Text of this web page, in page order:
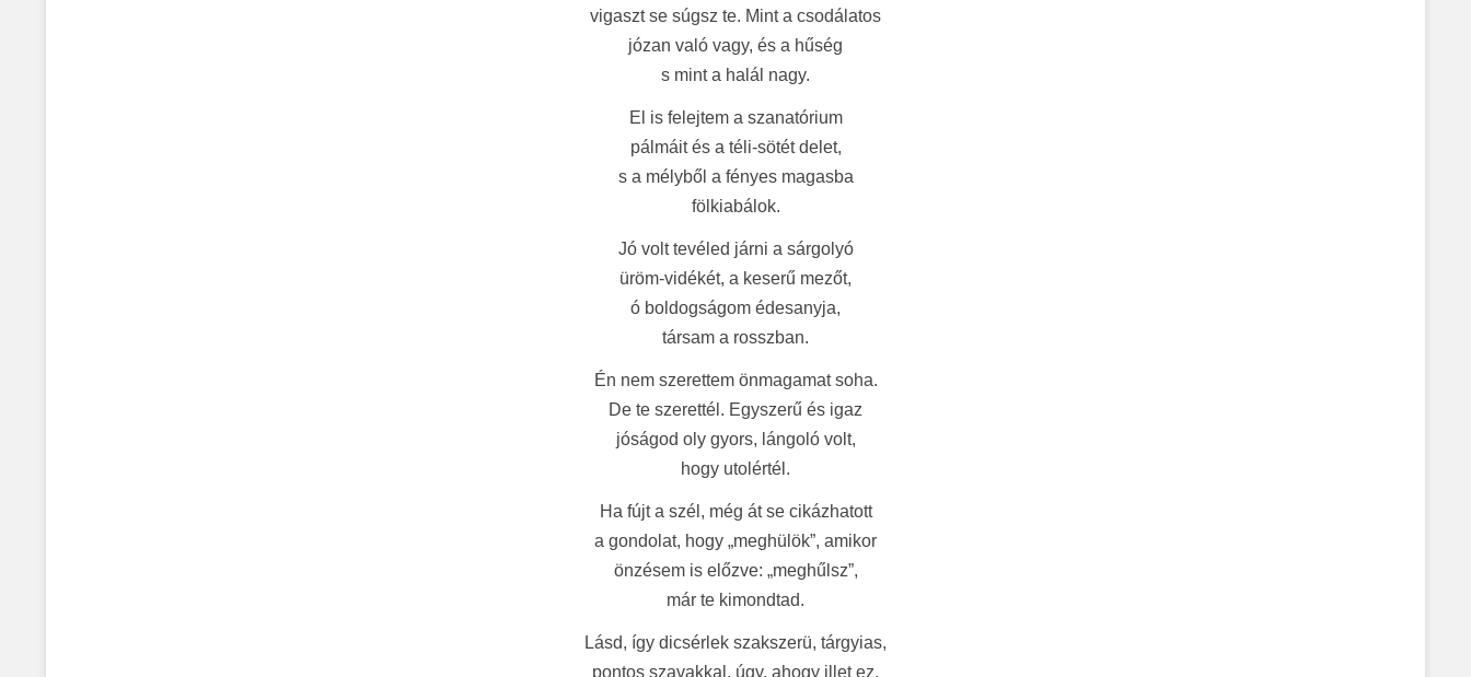
vigaszt se súgsz te. Mint a csodálatos
józan való vagy, és a hűség
s mint a halál nagy.
El is felejtem a szanatórium
pálmáit és a téli-sötét delet,
s a mélyből a fényes magasba
fölkiabálok.
Jó volt tevéled járni a sárgolyó
üröm-vidékét, a keserű mezőt,
ó boldogságom édesanyja,
társam a rosszban.
Én nem szerettem önmagamat soha.
De te szerettél. Egyszerű és igaz
jóságod oly gyors, lángoló volt,
hogy utolértél.
Ha fújt a szél, még át se cikázhatott
a gondolat, hogy „meghülök”, amikor
önzésem is előzve: „meghűlsz”,
már te kimondtad.
Lásd, így dicsérlek szakszerü, tárgyias,
pontos szavakkal, úgy, ahogy illet ez,